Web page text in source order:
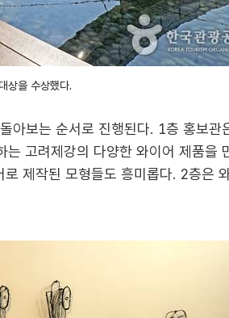
상을 수상했다.
아보는 순서로 진행된다. 1층 홍보
고려제강의 다양한 와이어 제품을
제작된 모형들도 흥미롭다. 2층은